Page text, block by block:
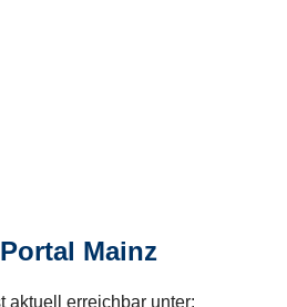
Mainz
aktuell erreichbar unter: